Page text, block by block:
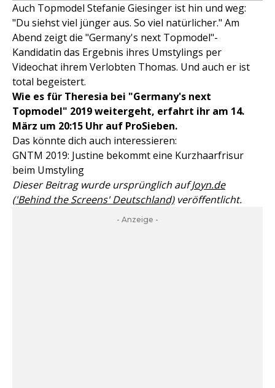
Auch Topmodel Stefanie Giesinger ist hin und weg:
"Du siehst viel jünger aus. So viel natürlicher." Am
Abend zeigt die "Germany's next Topmodel"-
Kandidatin das Ergebnis ihres Umstylings per
Videochat ihrem Verlobten Thomas. Und auch er ist
total begeistert.
Wie es für Theresia bei "Germany's next
Topmodel" 2019 weitergeht, erfahrt ihr am 14.
März um 20:15 Uhr auf ProSieben.
Das könnte dich auch interessieren:
GNTM 2019: Justine bekommt eine Kurzhaarfrisur
beim Umstyling
Dieser Beitrag wurde ursprünglich aufJoyn.de
('Behind the Screens' Deutschland)veröffentlicht.
- Anzeige -